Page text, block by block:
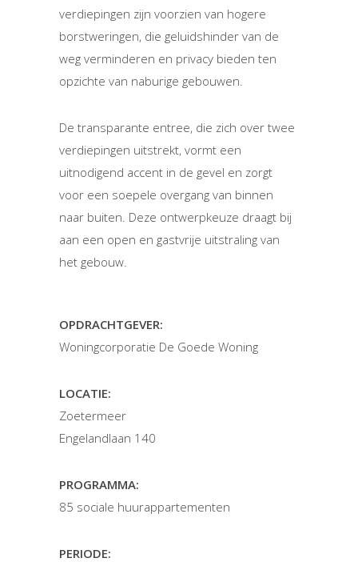
verdiepingen zijn voorzien van hogere
borstweringen, die geluidshinder van de
weg verminderen en privacy bieden ten
opzichte van naburige gebouwen.
De transparante entree, die zich over twee
verdiepingen uitstrekt, vormt een
uitnodigend accent in de gevel en zorgt
voor een soepele overgang van binnen
naar buiten. Deze ontwerpkeuze draagt bij
aan een open en gastvrije uitstraling van
het gebouw.
OPDRACHTGEVER:
Woningcorporatie De Goede Woning
LOCATIE:
Zoetermeer
Engelandlaan 140
PROGRAMMA:
85 sociale huurappartementen
PERIODE: